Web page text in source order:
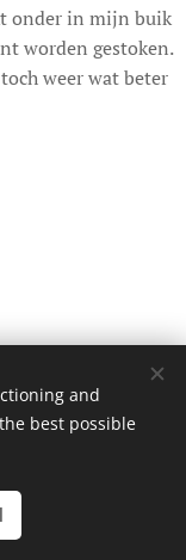
onder in mijn buik
worden gestoken.
weer wat beter
voorbehouden.
and
best possible